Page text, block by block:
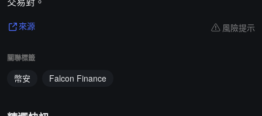
來源 風險提示
關聯標籤
幣安 Falcon Finance